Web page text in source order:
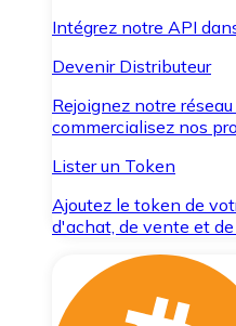
Intégrez notre API
Devenir Distributeur
Rejoignez notre
commercialisez nos
Lister un Token
Ajoutez le token de
d'achat, de vente et